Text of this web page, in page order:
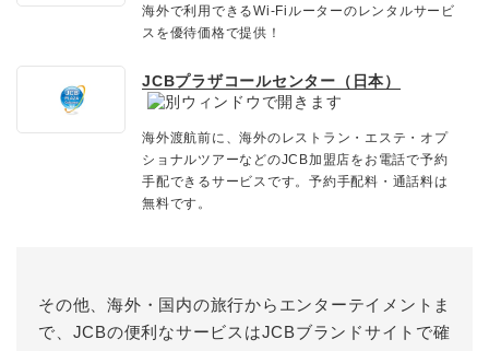
海外で利用できるWi-Fiルーターのレンタルサービ
スを優待価格で提供！
JCBプラザコールセンター（日本）
海外渡航前に、海外のレストラン・エステ・オプ
ショナルツアーなどのJCB加盟店をお電話で予約
手配できるサービスです。予約手配料・通話料は
無料です。
その他、海外・国内の旅行からエンターテイメントま
で、JCBの便利なサービスはJCBブランドサイトで確